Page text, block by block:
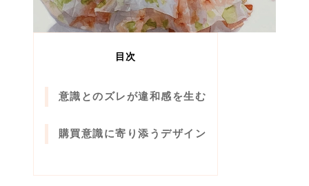
目次
意識とのズレが違和感を生む
購買意識に寄り添うデザイン